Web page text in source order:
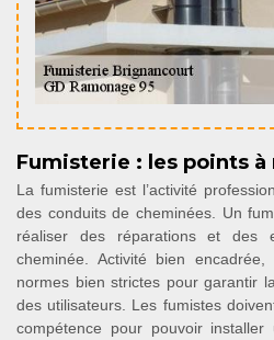
Fumisterie : les points
La fumisterie est l’activité
des conduits de cheminées. Un
réaliser des réparations et des
cheminée. Activité bien
normes bien strictes pour garantir
des utilisateurs. Les fumistes
compétence pour pouvoir